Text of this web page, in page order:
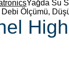
Yağda Su
Ölçümü,